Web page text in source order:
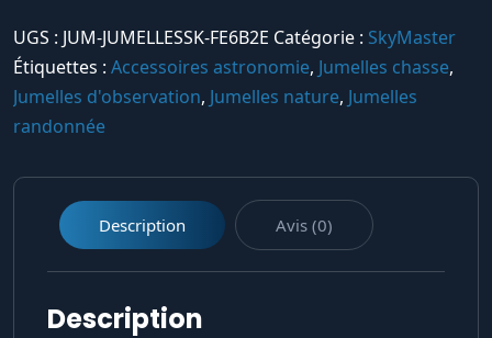
UGS : JUM-JUMELLESSK-FE6B2E Catégorie : SkyMaster
Étiquettes : Accessoires astronomie, Jumelles chasse,
Jumelles d'observation, Jumelles nature, Jumelles
randonnée
Description Avis (0)
Description